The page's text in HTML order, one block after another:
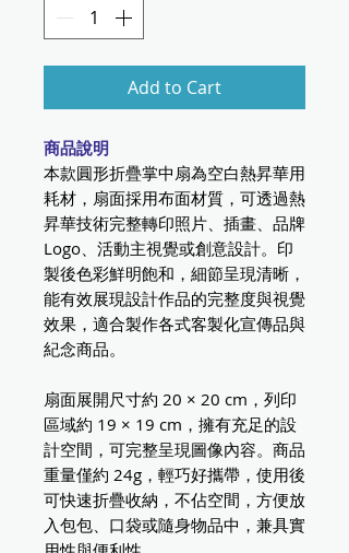
Add to Cart
商品說明
本款圓形折疊掌中扇為空白熱昇華用
耗材，扇面採用布面材質，可透過熱
昇華技術完整轉印照片、插畫、品牌
Logo、活動主視覺或創意設計。印
製後色彩鮮明飽和，細節呈現清晰，
能有效展現設計作品的完整度與視覺
效果，適合製作各式客製化宣傳品與
紀念商品。
扇面展開尺寸約 20 × 20 cm，列印
區域約 19 × 19 cm，擁有充足的設
計空間，可完整呈現圖像內容。商品
重量僅約 24g，輕巧好攜帶，使用後
可快速折疊收納，不佔空間，方便放
入包包、口袋或隨身物品中，兼具實